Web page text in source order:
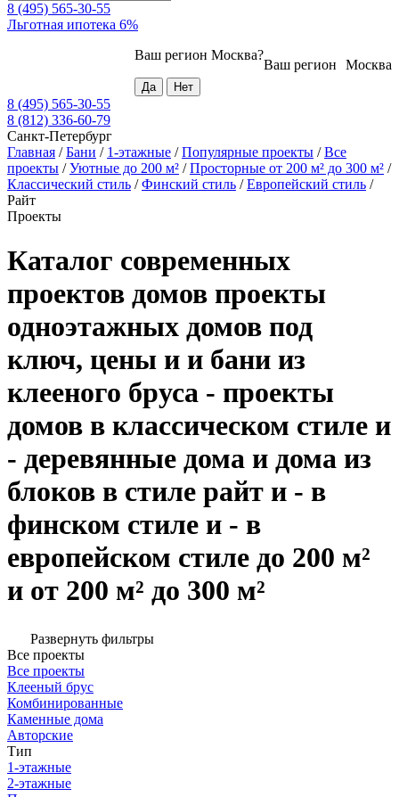
8 (495) 565-30-55
Льготная ипотека 6%
Москва
Ваш регион
Ваш регион Москва?
8 (495) 565-30-55
8 (812) 336-60-79
Санкт-Петербург
Главная /Бани / 1-этажные /Популярные проекты /Все
проекты /Уютные до 200 м² /Просторные от 200 м² до 300 м² /
Классический стиль /Финский стиль /Европейский стиль /
Райт
Проекты
Каталог современных
проектов домов проекты
одноэтажных домов под
ключ, цены и и бани из
клееного бруса - проекты
домов в классическом стиле и
- деревянные дома и дома из
блоков в стиле райт и - в
финском стиле и - в
европейском стиле до 200 м²
и от 200 м² до 300 м²
Развернуть фильтры
Все проекты
Все проекты
Клееный брус
Комбинированные
Каменные дома
Авторские
Тип
1-этажные
2-этажные